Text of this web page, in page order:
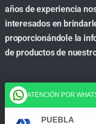
años de experiencia
interesados en
proporcionándole la
de productos de
Cuenta
Tienda
ATENCIÓN POR
PUEBLA